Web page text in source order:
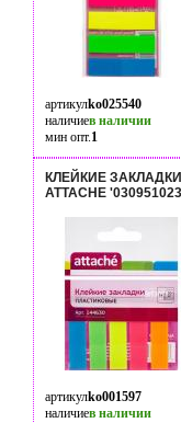
артикулko025540
наличиев наличии
мин опт.1
КЛЕЙКИЕ
ATTACHE '030951023
артикулko001597
наличиев наличии